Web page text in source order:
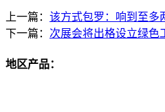
上一篇： 该方式包罗：响到至多
下一篇： 次展会将出格设立绿色
地区产品：